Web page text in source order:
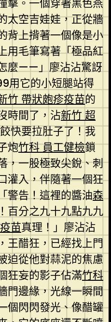
擊。一個穿著黑色燕
太空吉娃娃，正從牆
背上揹著一個像是小
用毛筆寫著「極品紅
麼——」廖沾沾驚訝
用它的小短腿站得
竹 帶狀皰疹疫苗的
時間了，沾新竹 超
快要拉肚子了！我
炮竹科 員工健檢鎖
，一股極致尖銳、刺
灌入，伴隨著一個狂
警告！這裡的醬油森
百分之九十九點九九
苗真理！」廖沾沾
王醋狂，已經找上門
迫從他對蒜泥的焦慮
狂妄的影子佔滿竹科
門邊緣，光線一瞬間
個閃閃發光、像醋罐